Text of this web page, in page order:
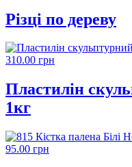
Різці по дереву
310.00 грн
Пластилін
1кг
95.00 грн